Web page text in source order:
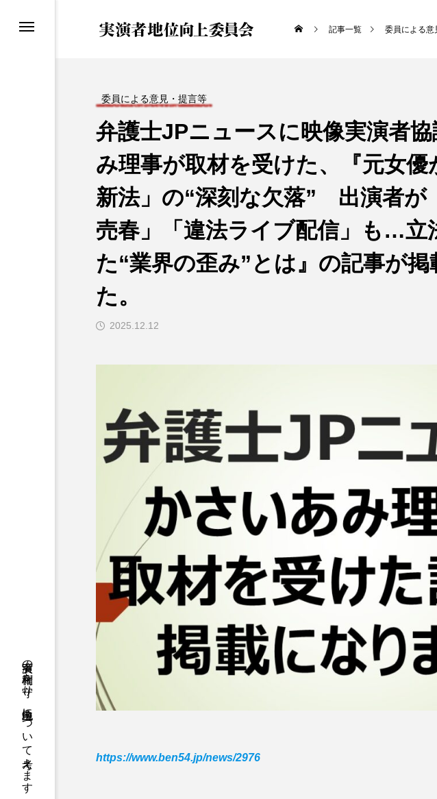
実演者の権利を守り、地位向上について考えます
記事一覧 委員による意
委員による意見・提言等
弁護士JPニュースに映像実演者
み理事が取材を受けた、『元女優
新法」の“深刻な欠落” 出演者が
売春」「違法ライブ配信」も…立
た“業界の歪み”とは』の記事が掲
た。
2025.12.12
https://www.ben54.jp/news/2976